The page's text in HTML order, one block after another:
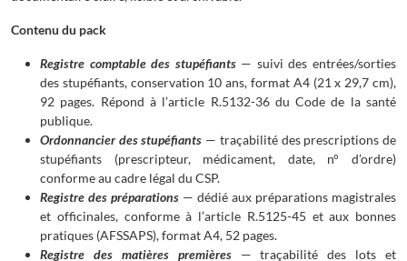
Contenu du pack
Registre comptable des stupéfiants — suivi des entrées/sorties
des stupéfiants, conservation 10 ans, format A4 (21 x 29,7 cm),
92 pages. Répond à l’article R.5132-36 du Code de la santé
publique.
Ordonnancier des stupéfiants — traçabilité des prescriptions de
stupéfiants (prescripteur, médicament, date, n° d’ordre)
conforme au cadre légal du CSP.
Registre des préparations — dédié aux préparations magistrales
et officinales, conforme à l’article R.5125-45 et aux bonnes
pratiques (AFSSAPS), format A4, 52 pages.
Registre des matières premières
— traçabilité des lots et